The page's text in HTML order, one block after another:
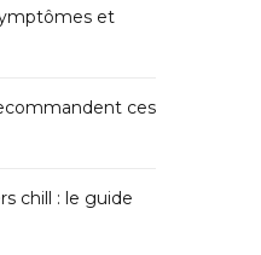
et
ces
chill : le guide